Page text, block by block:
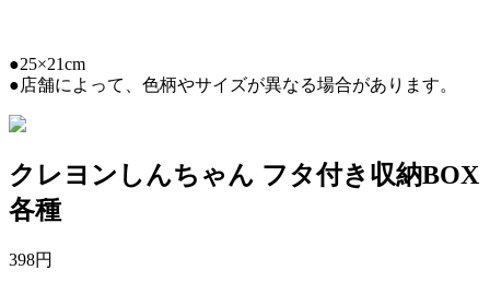
●25×21cm
●店舗によって、色柄やサイズが異なる場合があります。
クレヨンしんちゃん フタ付き収納BOX
各種
398円